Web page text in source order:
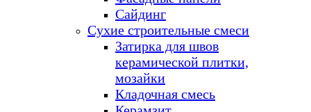
Сайдинг
Сухие строительные смеси
Затирка для швов
керамической плитки,
мозайки
Кладочная смесь